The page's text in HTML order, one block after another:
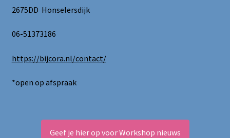
2675DD Honselersdijk
06-51373186
https://bijcora.nl/contact/
*open op afspraak
Geef je hier op voor Workshop nieuws